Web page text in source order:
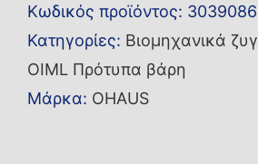
10g
CLF2
No
Cert
Κωδικός προϊόντος:
Κατηγορίες: Βιομηχανικά
OIML Πρότυπα βάρη
Μάρκα: OHAUS